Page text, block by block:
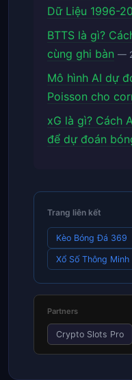
Dữ Liệu 1996-
BTTS là gì?
cùng ghi bàn —
Mô hình AI dự
Poisson cho
xG là gì? Cách
để dự đoán
Trang liên kết
Kèo Bóng Đá 369
Xổ Số Thông Minh
Partners
Crypto Slots Pro